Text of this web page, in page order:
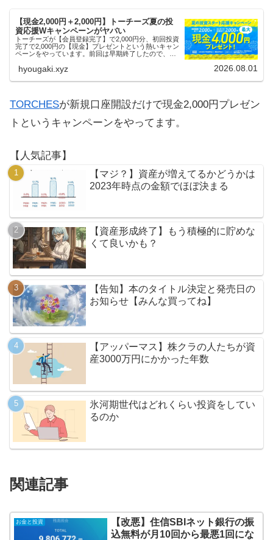
【現金2,000円＋2,000円】トーチーズ夏の投
資応援Wキャンペーンがヤバい
トーチーズが【会員登録完了】で2,000円分、初回投資
完了で2,000円の【現金】プレゼントという熱いキャン
ペーンをやっています。前回は早期終了したので、使
hyougaki.xyz 2026.08.01
TORCHESが新規口座開設だけで現金2,000円プレゼン
トというキャンペーンをやってます。
【人気記事】
【マジ？】資産が増えてるかどうかは
2023年時点の金額でほぼ決まる
【資産形成終了】もう積極的に貯めな
くて良いかも？
【告知】本のタイトル決定と発売日の
お知らせ【みんな買ってね】
【アッパーマス】株クラの人たちが資
産3000万円にかかった年数
氷河期世代はどれくらい投資をしてい
るのか
関連記事
お金と投資
【改悪】住信SBIネット銀行の振
込無料が月10回から最悪1回にな